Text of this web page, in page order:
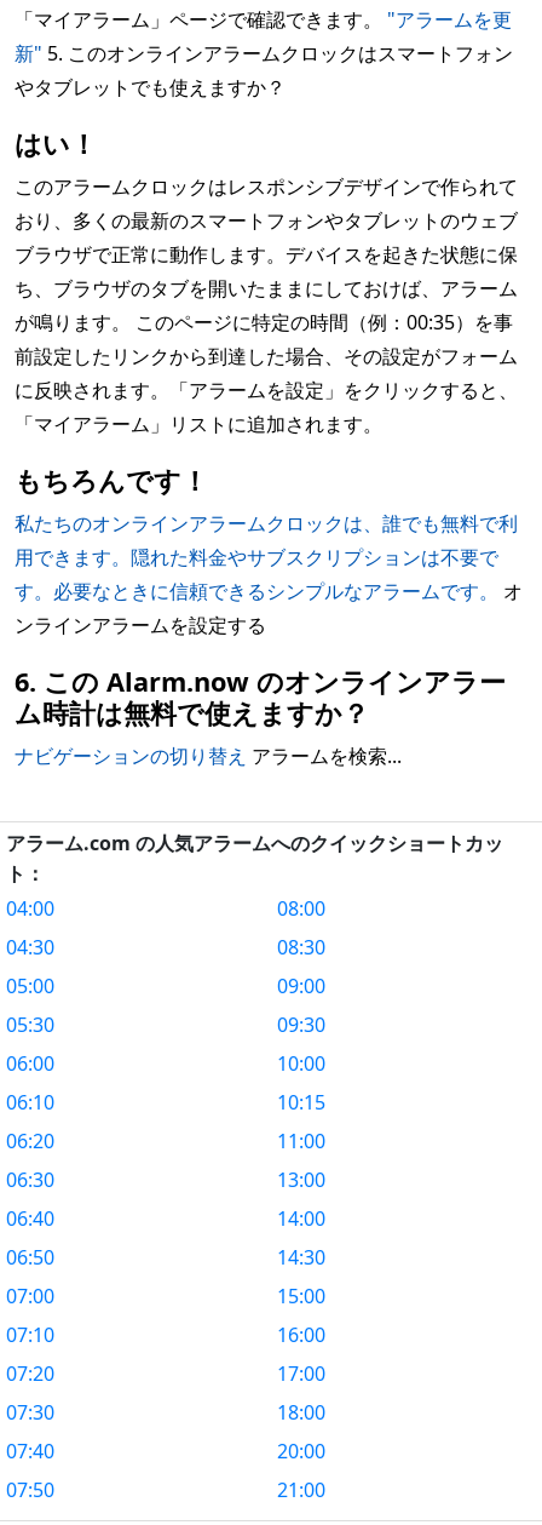
「マイアラーム」ページで確認できます。 "アラームを更
新" 5. このオンラインアラームクロックはスマートフォン
やタブレットでも使えますか？
はい！
このアラームクロックはレスポンシブデザインで作られて
おり、多くの最新のスマートフォンやタブレットのウェブ
ブラウザで正常に動作します。デバイスを起きた状態に保
ち、ブラウザのタブを開いたままにしておけば、アラーム
が鳴ります。 このページに特定の時間（例：00:35）を事
前設定したリンクから到達した場合、その設定がフォーム
に反映されます。「アラームを設定」をクリックすると、
「マイアラーム」リストに追加されます。
もちろんです！
私たちのオンラインアラームクロックは、誰でも無料で利
用できます。隠れた料金やサブスクリプションは不要で
す。必要なときに信頼できるシンプルなアラームです。
オ
ンラインアラームを設定する
6. この Alarm.now のオンラインアラー
ム時計は無料で使えますか？
ナビゲーションの切り替え アラームを検索...
アラーム.com の人気アラームへのクイックショートカッ
ト：
04:00
04:30
05:00
05:30
06:00
06:10
06:20
06:30
06:40
06:50
07:00
07:10
07:20
07:30
07:40
07:50
08:00
08:30
09:00
09:30
10:00
10:15
11:00
13:00
14:00
14:30
15:00
16:00
17:00
18:00
20:00
21:00